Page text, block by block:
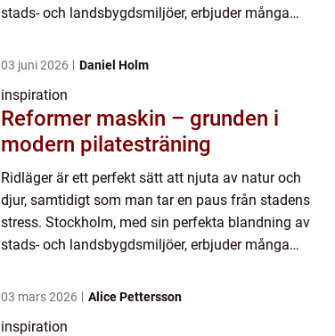
stads- och landsbygdsmiljöer, erbjuder många
03 juni 2026 Daniel Holm
inspiration
Reformer maskin – grunden i
modern pilatesträning
Ridläger är ett perfekt sätt att njuta av natur och
djur, samtidigt som man tar en paus från stadens
stress. Stockholm, med sin perfekta blandning av
stads- och landsbygdsmiljöer, erbjuder många
03 mars 2026 Alice Pettersson
inspiration